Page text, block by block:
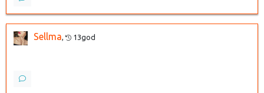
Sellma, 13god